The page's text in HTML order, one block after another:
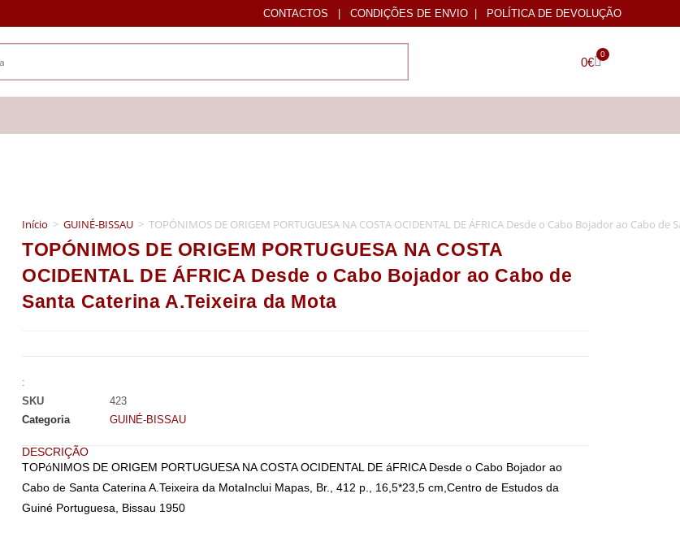
CONTACTOS | CONDIÇÕES DE ENVIO | POLÍTICA DE DEVOLUÇÃO
0€
0
Início > GUINÉ-BISSAU > TOPÓNIMOS DE ORIGEM PORTUGUESA NA COSTA OCIDENTAL DE ÁFRICA Desde o Cabo Bojador ao Cabo
TOPÓNIMOS DE ORIGEM PORTUGUESA NA COSTA
OCIDENTAL DE ÁFRICA Desde o Cabo Bojador ao Cabo de
Santa Caterina A.Teixeira da Mota
:
SKU
423
Categoria
GUINÉ-BISSAU
DESCRIÇÃO
TOPóNIMOS DE ORIGEM PORTUGUESA NA COSTA OCIDENTAL DE áFRICA Desde o Cabo Bojador ao
Cabo de Santa Caterina A.Teixeira da MotaInclui Mapas, Br., 412 p., 16,5*23,5 cm,Centro de Estudos da
Guiné Portuguesa, Bissau 1950